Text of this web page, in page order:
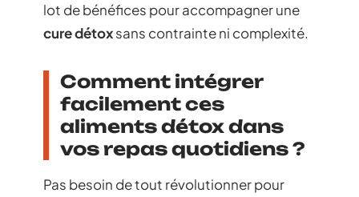
lot de bénéfices pour accompagner une
cure détoxsans contrainte ni complexité.
Comment intégrer
facilement ces
aliments détox dans
vos repas quotidiens ?
Pas besoin de tout révolutionner pour